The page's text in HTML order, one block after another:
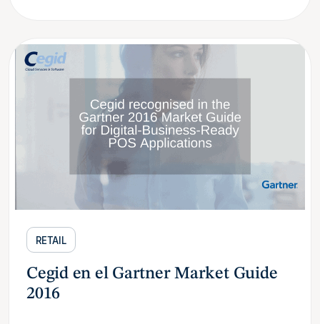
RETAIL
Cegid en el Gartner Market Guide
2016